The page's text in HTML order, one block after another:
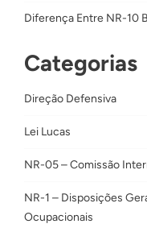
Diferença Entre NR-10
Categorias
Direção Defensiva
Lei Lucas
NR-05 – Comissão
NR-1 – Disposições
Ocupacionais